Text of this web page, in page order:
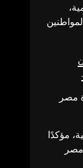
مصر
مؤكدًا